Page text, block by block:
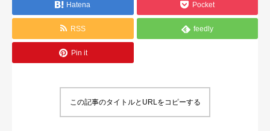
Hatena Pocket
RSS feedly
Pin it
この記事のタイトルとURLをコピーする